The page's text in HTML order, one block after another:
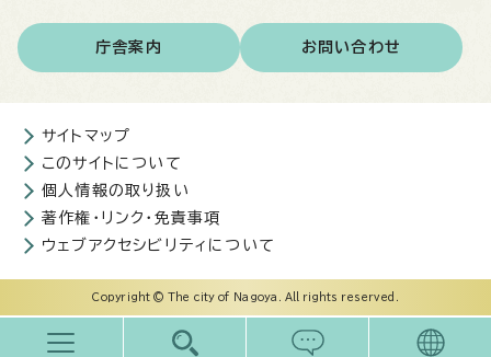
庁舎案内 お問い合わせ
サイトマップ
このサイトについて
個人情報の取り扱い
著作権・リンク・免責事項
ウェブアクセシビリティについて
Copyright © The city of Nagoya. All rights reserved.